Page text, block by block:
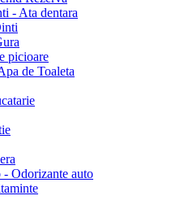
- Ata dentara
picioare
de Toaleta
Odorizante auto